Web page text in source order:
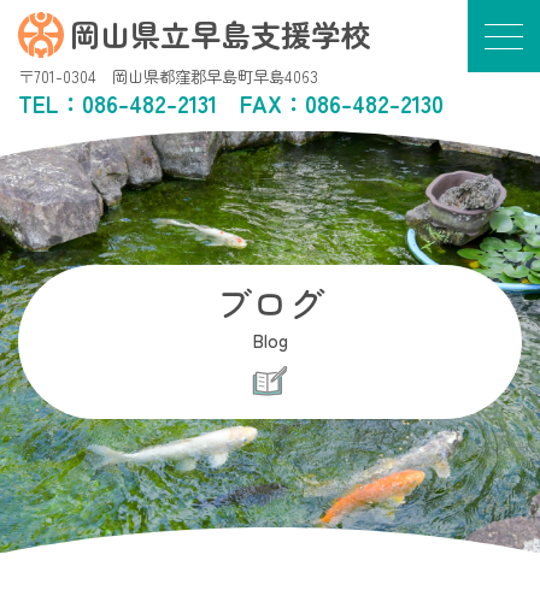
岡山県立早島支援学校
〒701-0304 岡山県都窪郡早島町早島4063
TEL： 086-482-2131 FAX：086-482-2130
ブログ
Blog